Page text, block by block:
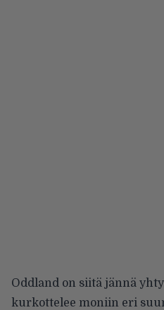
Oddland on siitä jännä
kurkottelee moniin eri